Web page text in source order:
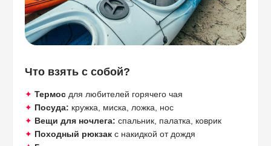
Что взять с собой?
✦ Термос для любителей горячего чая
✦ Посуда: кружка, миска, ложка, нос
✦ Вещи для ночлега: спальник, палатка, коврик
✦ Походный рюкзак с накидкой от дождя